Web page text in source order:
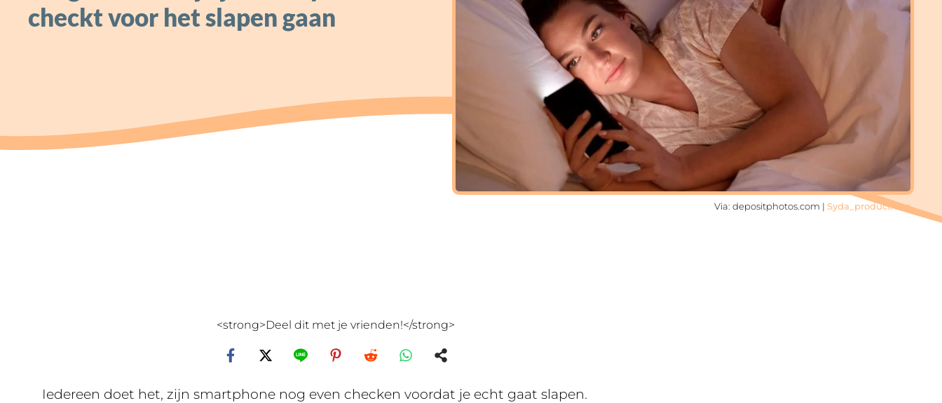
checkt voor het slapen gaan
Via: depositphotos.com | Syda_productions
<strong>Deel dit met je vrienden!</strong>
Iedereen doet het, zijn smartphone nog even checken voordat je echt gaat slapen.